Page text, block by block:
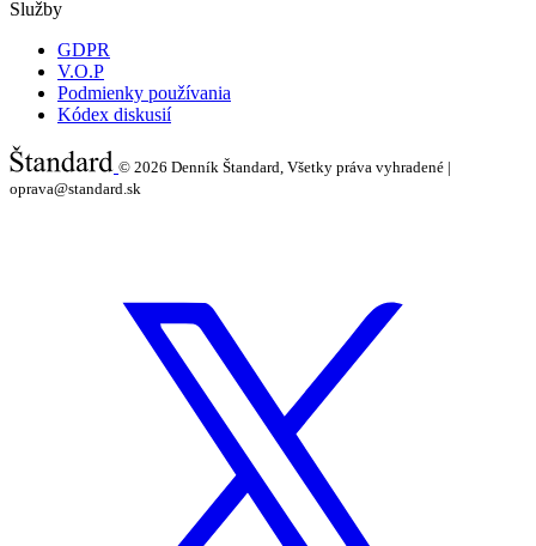
Služby
GDPR
V.O.P
Podmienky používania
Kódex diskusií
© 2026 Denník Štandard, Všetky práva vyhradené |
oprava@standard.sk